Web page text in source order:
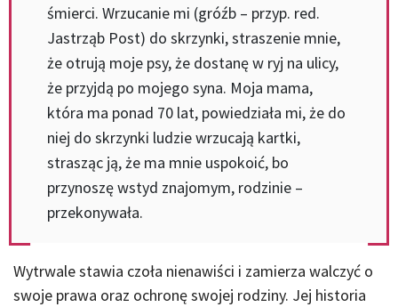
śmierci. Wrzucanie mi (gróźb – przyp. red.
Jastrząb Post) do skrzynki, straszenie mnie,
że otrują moje psy, że dostanę w ryj na ulicy,
że przyjdą po mojego syna. Moja mama,
która ma ponad 70 lat, powiedziała mi, że do
niej do skrzynki ludzie wrzucają kartki,
strasząc ją, że ma mnie uspokoić, bo
przynoszę wstyd znajomym, rodzinie –
przekonywała.
Wytrwale stawia czoła nienawiści i zamierza walczyć o
swoje prawa oraz ochronę swojej rodziny. Jej historia